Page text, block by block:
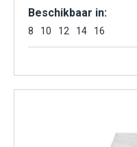
Beschikbaar in:
8 10 12 14 16